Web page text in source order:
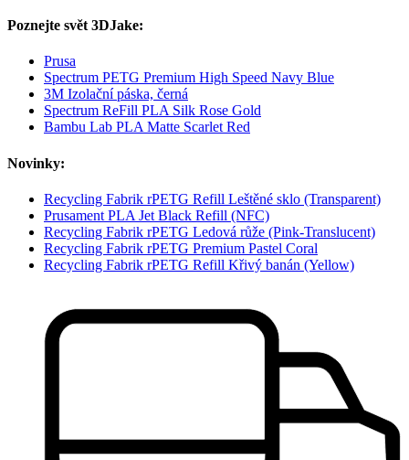
Poznejte svět 3DJake:
Prusa
Spectrum PETG Premium High Speed Navy Blue
3M Izolační páska, černá
Spectrum ReFill PLA Silk Rose Gold
Bambu Lab PLA Matte Scarlet Red
Novinky:
Recycling Fabrik rPETG Refill Leštěné sklo (Transparent)
Prusament PLA Jet Black Refill (NFC)
Recycling Fabrik rPETG Ledová růže (Pink-Translucent)
Recycling Fabrik rPETG Premium Pastel Coral
Recycling Fabrik rPETG Refill Křivý banán (Yellow)